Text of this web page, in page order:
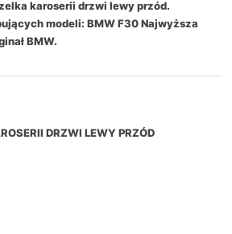
karoserii drzwi lewy przód.
modeli: BMW F30 Najwyższa
BMW.
DRZWI LEWY PRZÓD